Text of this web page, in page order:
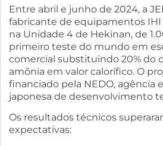
Entre abril e junho de 2024, a
fabricante de equipamentos
na Unidade 4 de Hekinan, de
primeiro teste do mundo em
comercial substituindo 20% do
amônia em valor calorífico. O
financiado pela NEDO, agência
japonesa de desenvolvimento
Os resultados técnicos
expectativas: